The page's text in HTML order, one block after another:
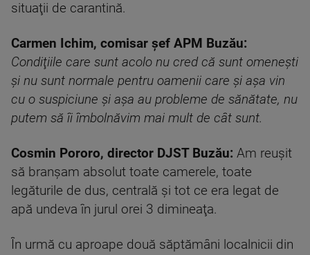
situaţii de carantină.
Carmen Ichim, comisar şef APM Buzău:
Condiţiile care sunt acolo nu cred că sunt omeneşti
şi nu sunt normale pentru oamenii care şi aşa vin
cu o suspiciune şi aşa au probleme de sănătate, nu
putem să îi îmbolnăvim mai mult de cât sunt.
Cosmin Pororo, director DJST Buzău: Am reuşit
să branşam absolut toate camerele, toate
legăturile de dus, centrală şi tot ce era legat de
apă undeva în jurul orei 3 dimineaţa.
În urmă cu aproape două săptămâni localnicii din